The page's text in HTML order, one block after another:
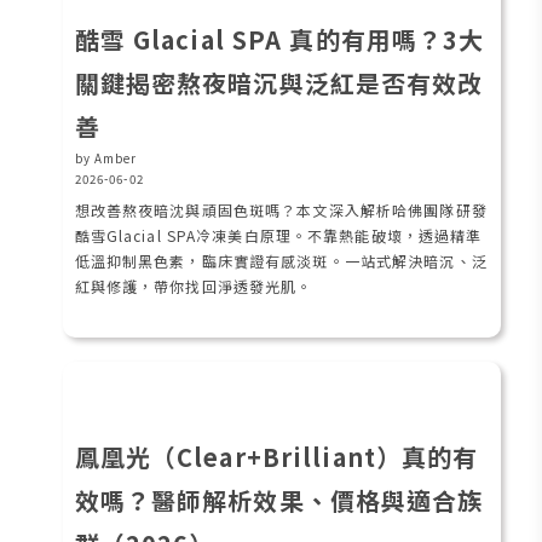
酷雪 Glacial SPA 真的有用嗎？3大
關鍵揭密熬夜暗沉與泛紅是否有效改
善
by Amber
2026-06-02
想改善熬夜暗沈與頑固色斑嗎？本文深入解析哈佛團隊研發
酷雪Glacial SPA冷凍美白原理。不靠熱能破壞，透過精準
低溫抑制黑色素，臨床實證有感淡斑。一站式解決暗沉、泛
紅與修護，帶你找回淨透發光肌。
鳳凰光（Clear+Brilliant）真的有
效嗎？醫師解析效果、價格與適合族